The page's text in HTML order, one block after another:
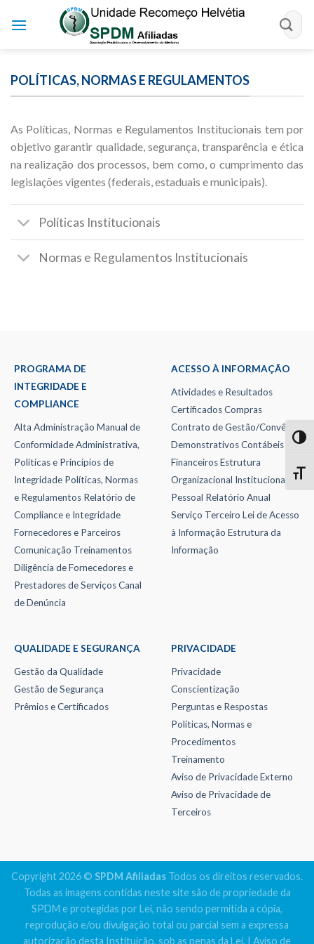
POLÍTICAS, NORMAS E REGULAMENTOS
As Políticas, Normas e Regulamentos Institucionais tem por
objetivo garantir qualidade, segurança, transparência e ética
na realização dos processos, bem como, o cumprimento das
legislações vigentes (federais, estaduais e municipais).
Políticas Institucionais
Normas e Regulamentos Institucionais
PROGRAMA DE
INTEGRIDADE E
COMPLIANCE
Alta Administração Manual de
Conformidade Administrativa,
Políticas e Princípios de
Integridade Políticas, Normas
e Regulamentos Relatório de
Compliance e Integridade
Fornecedores e Parceiros
Comunicação Treinamentos
Diligência de Fornecedores e
Prestadores de Serviços Canal
de Denúncia
ACESSO À INFORMAÇÃO
Atividades e Resultados
Certificados Compras
Contrato de Gestão/Convênio
Demonstrativos Contábeis e
Financeiros Estrutura
Organizacional Institucional
Pessoal Relatório Anual
Serviço Terceiro Lei de Acesso
à Informação Estrutura da
Informação
QUALIDADE E SEGURANÇA
Gestão da Qualidade
Gestão de Segurança
Prêmios e Certificados
PRIVACIDADE
Privacidade
Conscientização
Perguntas e Respostas
Políticas, Normas e
Procedimentos
Treinamento
Aviso de Privacidade Externo
Aviso de Privacidade de
Terceiros
Copyright 2026 © SPDM Afiliadas Todos os direitos reservados.
Todas as imagens contidas neste site são de propriedade da
SPDM e protegidas por Lei, não sendo permitida a cópia,
reprodução e/ou divulgação total ou parcial sem a expressa
autorização desta Instituição, sob as penas da Lei. | Aviso de